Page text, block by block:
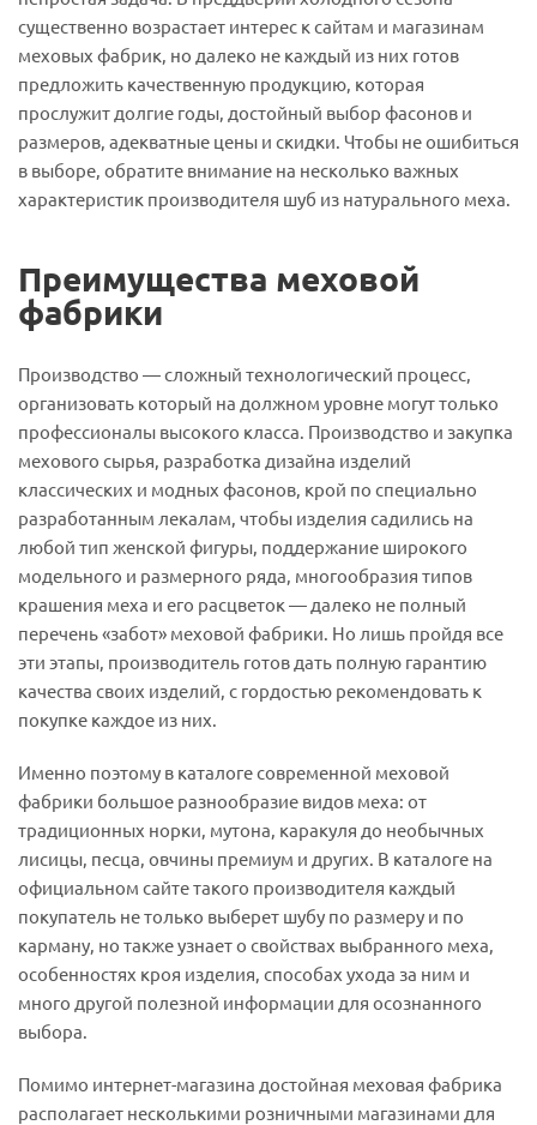
существенно возрастает интерес к сайтам и магазинам
меховых фабрик, но далеко не каждый из них готов
предложить качественную продукцию, которая
прослужит долгие годы, достойный выбор фасонов и
размеров, адекватные цены и скидки. Чтобы не ошибиться
в выборе, обратите внимание на несколько важных
характеристик производителя шуб из натурального меха.
Преимущества меховой
фабрики
Производство — сложный технологический процесс,
организовать который на должном уровне могут только
профессионалы высокого класса. Производство и закупка
мехового сырья, разработка дизайна изделий
классических и модных фасонов, крой по специально
разработанным лекалам, чтобы изделия садились на
любой тип женской фигуры, поддержание широкого
модельного и размерного ряда, многообразия типов
крашения меха и его расцветок — далеко не полный
перечень «забот» меховой фабрики. Но лишь пройдя все
эти этапы, производитель готов дать полную гарантию
качества своих изделий, с гордостью рекомендовать к
покупке каждое из них.
Именно поэтому в каталоге современной меховой
фабрики большое разнообразие видов меха: от
традиционных норки, мутона, каракуля до необычных
лисицы, песца, овчины премиум и других. В каталоге на
официальном сайте такого производителя каждый
покупатель не только выберет шубу по размеру и по
карману, но также узнает о свойствах выбранного меха,
особенностях кроя изделия, способах ухода за ним и
много другой полезной информации для осознанного
выбора.
Помимо интернет-магазина достойная меховая фабрика
располагает несколькими розничными магазинами для